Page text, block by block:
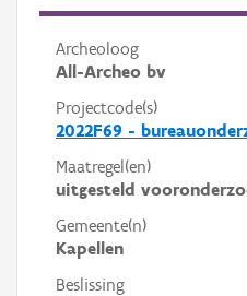
Archeoloog
All-Archeo bv
Projectcode(s)
2022F69 -
Maatregel(en)
uitgesteld
Gemeente(n)
Kapellen
Beslissing